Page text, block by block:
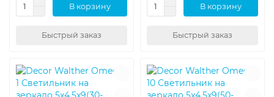
В корзину
Быстрый заказ
В корзину
Быстрый заказ